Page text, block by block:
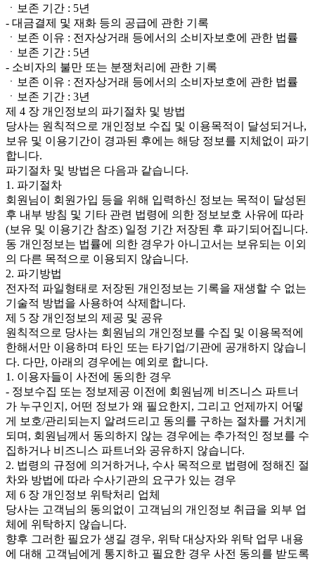
ㆍ보존 기간 : 5년
- 대금결제 및 재화 등의 공급에 관한 기록
ㆍ보존 이유 : 전자상거래 등에서의 소비자보호에 관한 법률
ㆍ보존 기간 : 5년
- 소비자의 불만 또는 분쟁처리에 관한 기록
ㆍ보존 이유 : 전자상거래 등에서의 소비자보호에 관한 법률
ㆍ보존 기간 : 3년
제 4 장 개인정보의 파기절차 및 방법
당사는 원칙적으로 개인정보 수집 및 이용목적이 달성되거나,
보유 및 이용기간이 경과된 후에는 해당 정보를 지체없이 파기
합니다.
파기절차 및 방법은 다음과 같습니다.
1. 파기절차
회원님이 회원가입 등을 위해 입력하신 정보는 목적이 달성된
후 내부 방침 및 기타 관련 법령에 의한 정보보호 사유에 따라
(보유 및 이용기간 참조) 일정 기간 저장된 후 파기되어집니다.
동 개인정보는 법률에 의한 경우가 아니고서는 보유되는 이외
의 다른 목적으로 이용되지 않습니다.
2. 파기방법
전자적 파일형태로 저장된 개인정보는 기록을 재생할 수 없는
기술적 방법을 사용하여 삭제합니다.
제 5 장 개인정보의 제공 및 공유
원칙적으로 당사는 회원님의 개인정보를 수집 및 이용목적에
한해서만 이용하며 타인 또는 타기업/기관에 공개하지 않습니
다. 다만, 아래의 경우에는 예외로 합니다.
1. 이용자들이 사전에 동의한 경우
- 정보수집 또는 정보제공 이전에 회원님께 비즈니스 파트너
가 누구인지, 어떤 정보가 왜 필요한지, 그리고 언제까지 어떻
게 보호/관리되는지 알려드리고 동의를 구하는 절차를 거치게
되며, 회원님께서 동의하지 않는 경우에는 추가적인 정보를 수
집하거나 비즈니스 파트너와 공유하지 않습니다.
2. 법령의 규정에 의거하거나, 수사 목적으로 법령에 정해진 절
차와 방법에 따라 수사기관의 요구가 있는 경우
제 6 장 개인정보 위탁처리 업체
당사는 고객님의 동의없이 고객님의 개인정보 취급을 외부 업
체에 위탁하지 않습니다.
향후 그러한 필요가 생길 경우, 위탁 대상자와 위탁 업무 내용
에 대해 고객님에게 통지하고 필요한 경우 사전 동의를 받도록